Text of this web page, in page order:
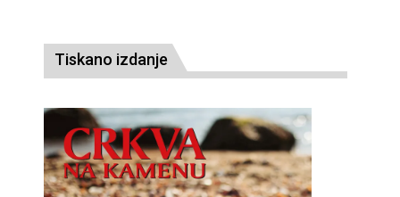
Tiskano izdanje